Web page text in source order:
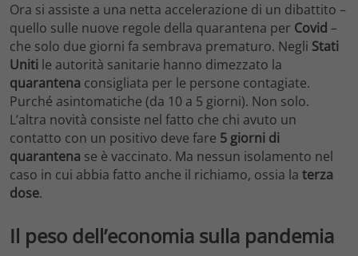
Ora si assiste a una netta accelerazione di un dibattito –
quello sulle nuove regole della quarantena per Covid –
che solo due giorni fa sembrava prematuro. Negli Stati
Uniti le autorità sanitarie hanno dimezzato la
quarantena consigliata per le persone contagiate.
Purché asintomatiche (da 10 a 5 giorni). Non solo.
L’altra novità consiste nel fatto che chi avuto un
contatto con un positivo deve fare 5 giorni di
quarantena se è vaccinato. Ma nessun isolamento nel
caso in cui abbia fatto anche il richiamo, ossia la terza
dose.
Il peso dell’economia sulla pandemia